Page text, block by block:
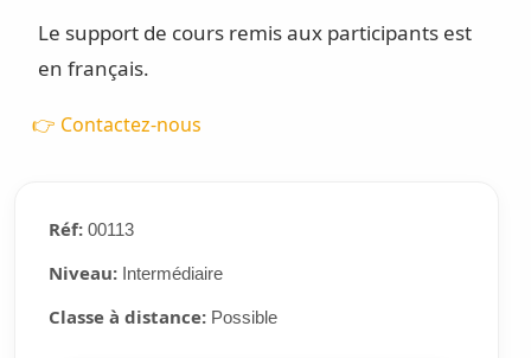
Le support de cours remis aux participants est
en français.
👉 Contactez-nous
Réf:00113
Niveau:Intermédiaire
Classe à distance:Possible